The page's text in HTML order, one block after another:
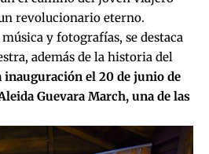
revolucionario eterno.
y fotografías, se destaca
además de la historia del
inauguración el 20 de junio de
Guevara March, una de las